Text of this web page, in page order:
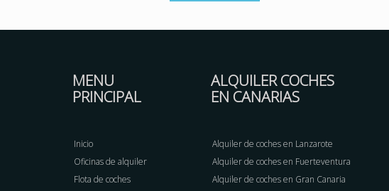
MENU
PRINCIPAL
Inicio
Oficinas de alquiler
Flota de coches
ALQUILER COCHES
EN CANARIAS
Alquiler de coches en Lanzarote
Alquiler de coches en Fuerteventura
Alquiler de coches en Gran Canaria